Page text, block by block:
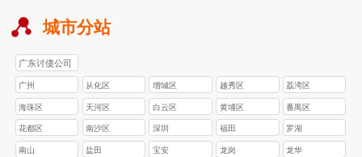
城市分站
广东讨债公司
广州 从化区 增城区 越秀区 荔湾区
海珠区 天河区 白云区 黄埔区 番禺区
花都区 南沙区 深圳 福田 罗湖
南山 盐田 宝安 龙岗 龙华